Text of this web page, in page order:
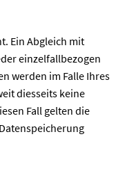
Ein Abgleich mit
einzelfallbezogen
werden im Falle Ihres
diesseits keine
Fall gelten die